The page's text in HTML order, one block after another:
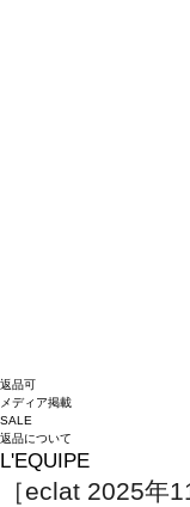
返品可
メディア掲載
SALE
返品について
L'EQUIPE
［eclat 2025年